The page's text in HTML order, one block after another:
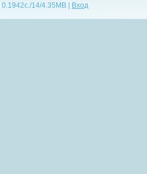
0.1942c./14/4.35MB | Вход